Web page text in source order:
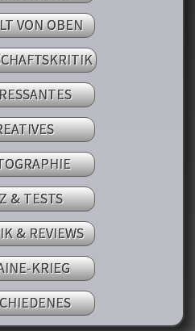
VON OBEN
& TESTS
& REVIEWS
KRIEG